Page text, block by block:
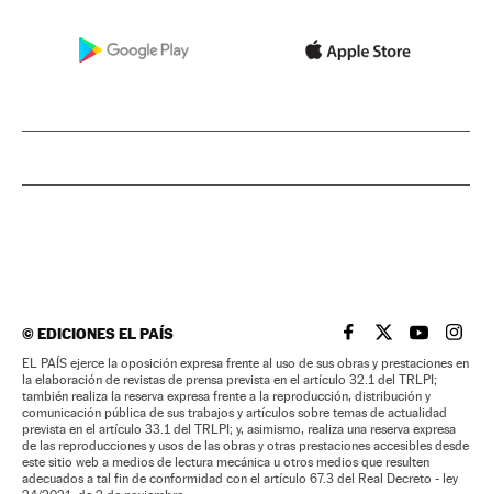
©EDICIONES EL PAÍS EL PAÍS BRASIL EN
EL PAÍSEL PAÍS
EL
EL PAÍS ejerce la oposición expresa frente al uso de sus obras y prestaciones en
la elaboración de revistas de prensa prevista en el artículo 32.1 del TRLPI;
también realiza la reserva expresa frente a la reproducción, distribución y
comunicación pública de sus trabajos y artículos sobre temas de actualidad
prevista en el artículo 33.1 del TRLPI; y, asimismo, realiza una reserva expresa
de las reproducciones y usos de las obras y otras prestaciones accesibles desde
este sitio web a medios de lectura mecánica u otros medios que resulten
adecuados a tal fin de conformidad con el artículo 67.3 del Real Decreto - ley